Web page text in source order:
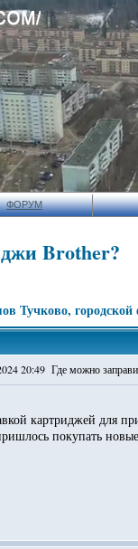
ФОРУМ
Brother?
Тучково,
20:49 Где можно
картриджей для
покупать